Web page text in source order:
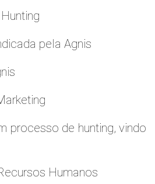
pela Agnis
processo de hunting, vindo
Humanos